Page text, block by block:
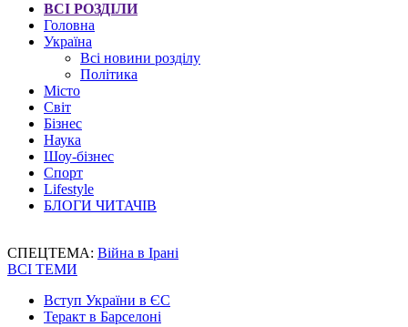
ВСІ РОЗДІЛИ
Головна
Україна
Всі новини розділу
Політика
Місто
Світ
Бізнес
Наука
Шоу-бізнес
Спорт
Lifestyle
БЛОГИ ЧИТАЧІВ
СПЕЦТЕМА: Війна в Ірані
ВСІ ТЕМИ
Вступ України в ЄС
Теракт в Барселоні